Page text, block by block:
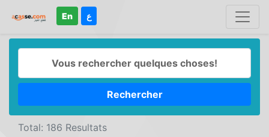
En ع
Rechercher
Total: 186 Resultats